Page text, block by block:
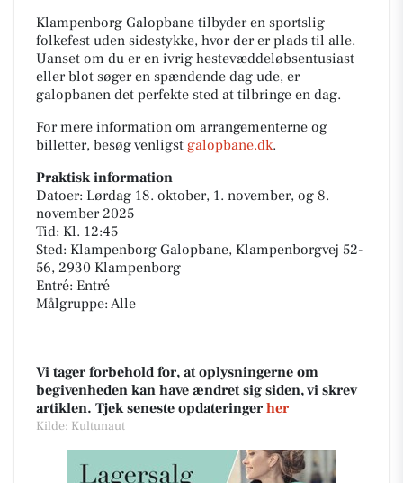
Klampenborg Galopbane tilbyder en sportslig
folkefest uden sidestykke, hvor der er plads til alle.
Uanset om du er en ivrig hestevæddeløbsentusiast
eller blot søger en spændende dag ude, er
galopbanen det perfekte sted at tilbringe en dag.
For mere information om arrangementerne og
billetter, besøg venligst galopbane.dk.
Praktisk information
Datoer: Lørdag 18. oktober, 1. november, og 8.
november 2025
Tid: Kl. 12:45
Sted: Klampenborg Galopbane, Klampenborgvej 52-
56, 2930 Klampenborg
Entré: Entré
Målgruppe: Alle
Vi tager forbehold for, at oplysningerne om
begivenheden kan have ændret sig siden, vi skrev
artiklen. Tjek seneste opdateringer her
Kilde: Kultunaut